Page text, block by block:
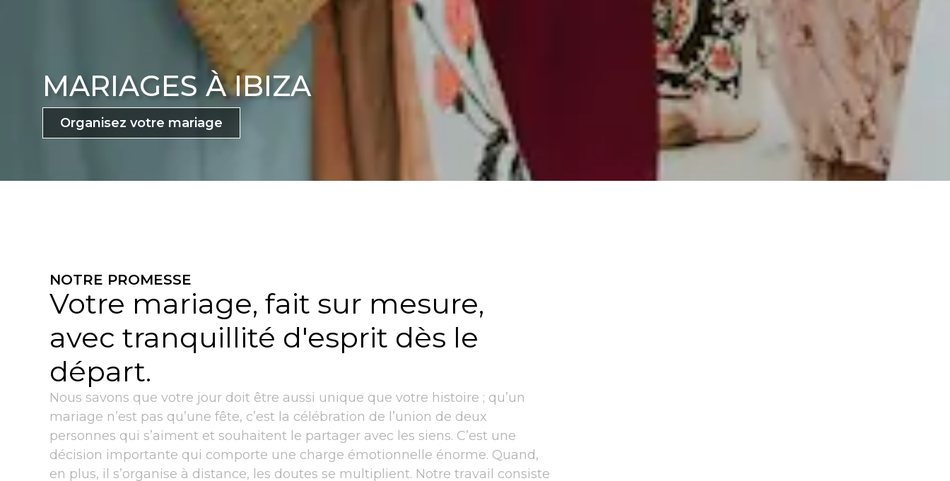
MARIAGES À IBIZA
Organisez votre mariage
NOTRE PROMESSE
Votre mariage, fait sur mesure,
avec tranquillité d'esprit dès le
départ.
Nous savons que votre jour doit être aussi unique que votre histoire ; qu’un
mariage n’est pas qu’une fête, c’est a cé ébration de ’union de deux
personnes qui s’aiment et sou haitent e partager avec es siens. C’est une
décision importante qui comporte une charge émotionne e énorme. Quand,
en p us, i s’organise à d istance, es doutes se mu tip ient. Notre travai consiste